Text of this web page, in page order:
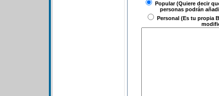
Popular(Quiere decir
personas podrán
Personal (Es tu propia